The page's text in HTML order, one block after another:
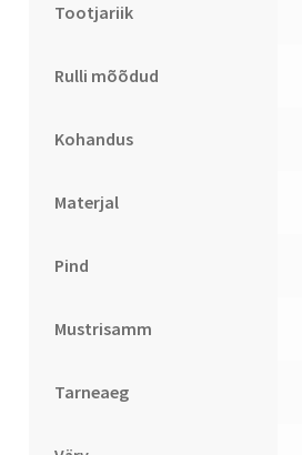
Tootjariik
Rulli mõõdud
Kohandus
Materjal
Pind
Mustrisamm
Tarneaeg